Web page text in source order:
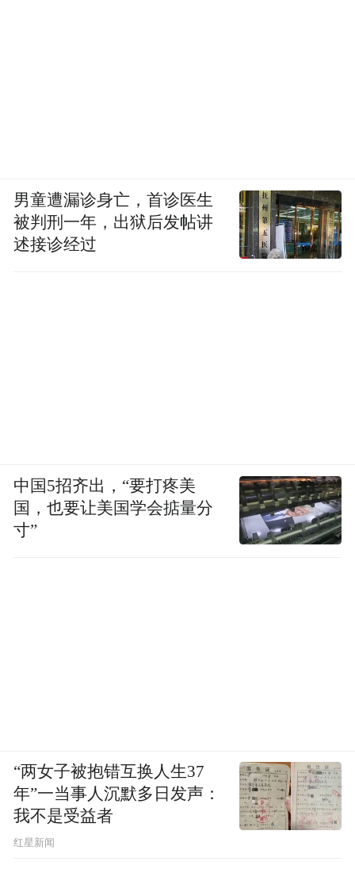
男童遭漏诊身亡，首诊医生
被判刑一年，出狱后发帖讲
述接诊经过
中国5招齐出，“要打疼美
国，也要让美国学会掂量分
寸”
“两女子被抱错互换人生37
年”一当事人沉默多日发声：
我不是受益者
红星新闻